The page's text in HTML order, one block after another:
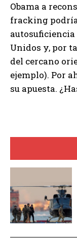
Obama a
fracking
Unidos y, por
del cercano
ejemplo). Por
su apuesta.